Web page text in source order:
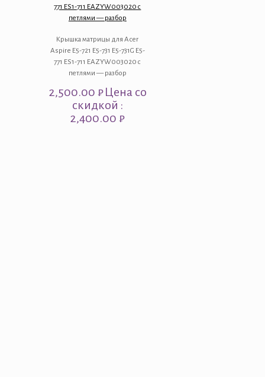
771 ES1-711 EAZYW003020 с
петлями — разбор
Крышка матрицы для Acer
Aspire E5-721 E5-731 E5-731G E5-
771 ES1-711 EAZYW003020 с
петлями — разбор
2,500.00 ₽Цена со
скидкой :
2,400.00 ₽